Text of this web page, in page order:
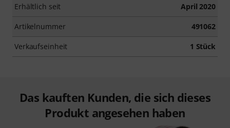
Erhältlich seit April 2020
Artikelnummer 491062
Verkaufseinheit 1 Stück
Das kauften Kunden, die sich dieses
Produkt angesehen haben